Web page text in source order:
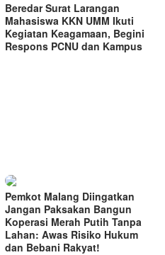
Beredar Surat Larangan
Mahasiswa KKN UMM Ikuti
Kegiatan Keagamaan, Begini
Respons PCNU dan Kampus
Pemkot Malang Diingatkan
Jangan Paksakan Bangun
Koperasi Merah Putih Tanpa
Lahan: Awas Risiko Hukum
dan Bebani Rakyat!